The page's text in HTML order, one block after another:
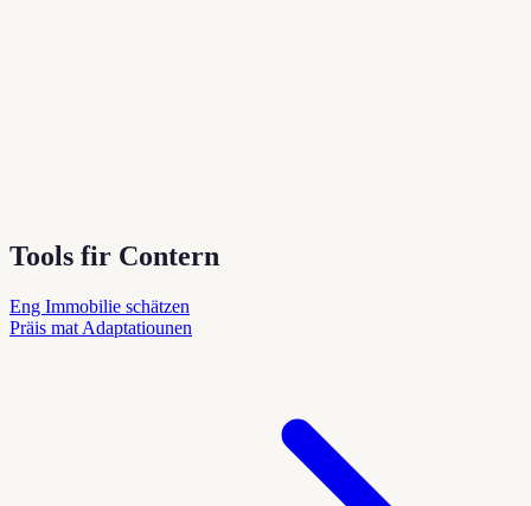
Tools fir Contern
Eng Immobilie schätzen
Präis mat Adaptatiounen